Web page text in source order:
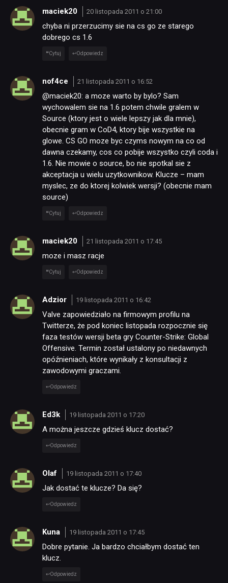
maciek20 20 listopada 2011 o 21:00
chyba ni przerzucimy sie na cs go ze starego
dobrego cs 1.6
Cytuj Odpowiedz
nof4ce 21 listopada 2011 o 16:52
@maciek20: a moze warto by bylo? Sam
wychowalem sie na 1.6 potem chwile gralem w
Source (ktory jest o wiele lepszy jak dla mnie),
obecnie gram w CoD4, ktory bije wszystkie na
glowe. CS GO moze byc czyms nowym na co od
dawna czekamy, cos co pobije wszystko czyli coda i
1.6. Nie mowie o source, bo nie spotkal sie z
akceptacja u wielu uzytkownikow. Klucze – mam
myslec, ze do ktorej kolwiek wersji? (obecnie mam
source)
Cytuj Odpowiedz
maciek20 21 listopada 2011 o 17:45
moze i masz racje
Cytuj Odpowiedz
Adzior 19 listopada 2011 o 16:42
Valve zapowiedziało na firmowym profilu na
Twitterze, że pod koniec listopada rozpocznie się
faza testów wersji beta gry Counter-Strike: Global
Offensive. Termin został ustalony po niedawnych
opóźnieniach, które wynikały z konsultacji z
zawodowymi graczami.
Odpowiedz
Ed3k 19 listopada 2011 o 17:20
A można jeszcze gdzieś klucz dostać?
Odpowiedz
Olaf 19 listopada 2011 o 17:40
Jak dostać te klucze? Da się?
Odpowiedz
Kuna 19 listopada 2011 o 17:45
Dobre pytanie. Ja bardzo chciałbym dostać ten
klucz.
Odpowiedz